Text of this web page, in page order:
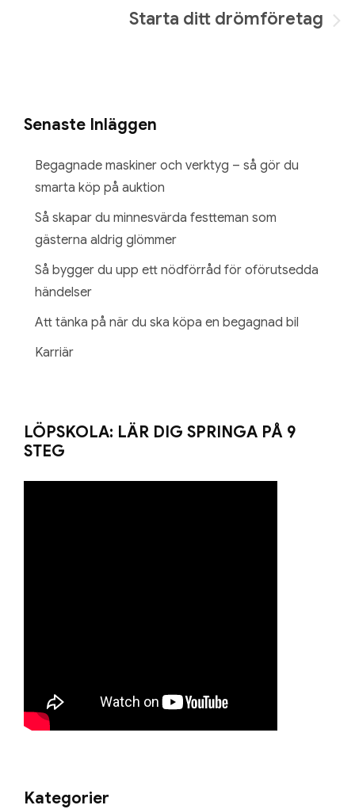
Starta ditt drömföretag
Senaste Inläggen
Begagnade maskiner och verktyg – så gör du
smarta köp på auktion
Så skapar du minnesvärda festteman som
gästerna aldrig glömmer
Så bygger du upp ett nödförråd för oförutsedda
händelser
Att tänka på när du ska köpa en begagnad bil
Karriär
LÖPSKOLA: LÄR DIG SPRINGA PÅ 9
STEG
Kategorier